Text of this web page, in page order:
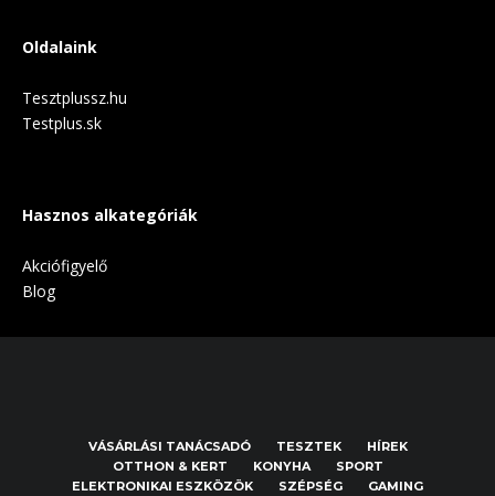
Oldalaink
Tesztplussz.hu
Testplus.sk
Hasznos alkategóriák
Akciófigyelő
Blog
VÁSÁRLÁSI TANÁCSADÓ TESZTEK
HÍREK
OTTHON & KERT
KONYHA
SPORT
ELEKTRONIKAI ESZKÖZÖK
SZÉPSÉG GAMING